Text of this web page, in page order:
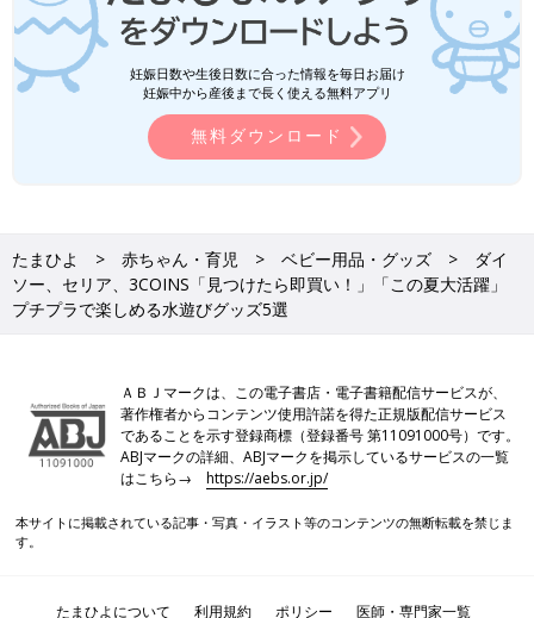
出典：Instagramアカウント「osshy_omocha.sommelier」
セリアの夏の人気商品「スプラッシュスプリンクラー」は、ホー
スに繋げて使用します。出す水の量によって水の勢いや回る速さ
楽しめそうですね！
セリア「これ110円でいいの!?」「今年
は無事ゲット」毎年人気の水遊びグッズ
ことから、SNSでも話題になることが多いセリ
プチプラアイテムで水遊びを気軽に楽しもう！
妊娠日数や生後日数に合った情報を毎日お届け
妊娠中から産後まで長く使える無料アプリ
無料ダウンロード
たまひよ 赤ちゃん・育児 ベビー用品・グッズ
ダイ
ソー、セリア、3COINS「見つけたら即買い！」「この夏大活躍」
プチプラで楽しめる水遊びグッズ5選
ＡＢＪマークは、この電子書店・電子書籍配信サービスが、
著作権者からコンテンツ使用許諾を得た正規版配信サービス
であることを示す登録商標（登録番号 第11091000号）です。
ABJマークの詳細、ABJマークを掲示しているサービスの一覧
はこちら→https://aebs.or.jp/
本サイトに掲載されている記事・写真・イラスト等のコンテンツの無断転載を禁じま
す。
たまひよについて 利用規約 ポリシー 医師・専門家一覧